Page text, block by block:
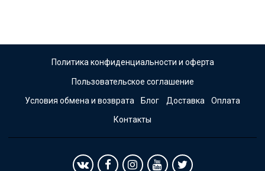
Политика конфиденциальности и оферта
Пользовательское соглашение
Условия обмена и возврата Блог Доставка Оплата
Контакты